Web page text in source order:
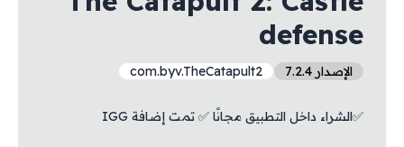
defense
الإصدار 7.2.4 com.byv.TheCatapult2
✅الشراء داخل التطبيق مجانًا ✅ تمت إضافة IGG